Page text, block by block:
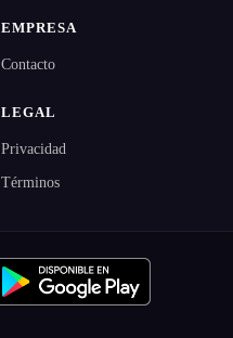
EMPRESA
Contacto
LEGAL
Privacidad
Términos